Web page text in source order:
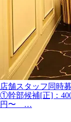
店舗スタッフ同時
①幹部候補[正]：
円〜 …